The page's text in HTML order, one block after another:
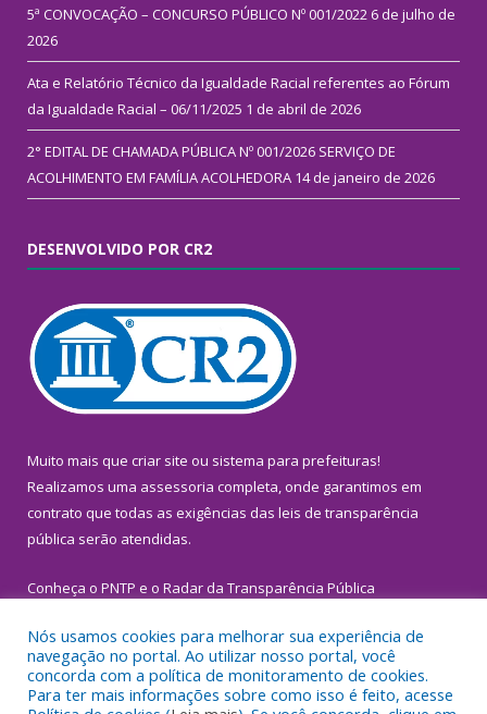
5ª CONVOCAÇÃO – CONCURSO PÚBLICO Nº 001/2022 6 de julho de
2026
Ata e Relatório Técnico da Igualdade Racial referentes ao Fórum
da Igualdade Racial – 06/11/2025 1 de abril de 2026
2° EDITAL DE CHAMADA PÚBLICA Nº 001/2026 SERVIÇO DE
ACOLHIMENTO EM FAMÍLIA ACOLHEDORA 14 de janeiro de 2026
DESENVOLVIDO POR CR2
Muito mais que criar site ou sistema para prefeituras!
Realizamos uma assessoria completa, onde garantimos em
contrato que todas as exigências das leis de transparência
pública serão atendidas.
Conheça o PNTP e o Radar da Transparência Pública
Todos os direitos reservados a Prefeitura Municipal de
Nós usamos cookies para melhorar sua experiência de
navegação no portal. Ao utilizar nosso portal, você
concorda com a política de monitoramento de cookies.
Para ter mais informações sobre como isso é feito, acesse